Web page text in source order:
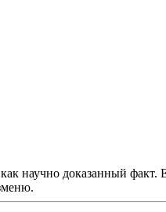
научно доказанный факт.